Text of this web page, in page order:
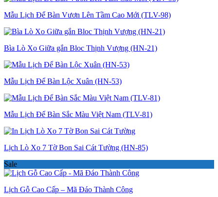
Mẫu Lịch Để Bàn Vươn Lên Tầm Cao Mới (TLV-98)
Bìa Lò Xo Giữa gắn Bloc Thịnh Vượng (HN-21)
Mẫu Lịch Để Bàn Lộc Xuân (HN-53)
Mẫu Lịch Để Bàn Sắc Màu Việt Nam (TLV-81)
Lịch Lò Xo 7 Tờ Bon Sai Cát Tường (HN-85)
Sale
Lịch Gỗ Cao Cấp – Mã Đáo Thành Công